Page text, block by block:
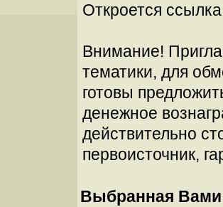
Откроется
Внимание!
тематики, для
готовы
денежное
действительно
первоисточник,
Выбранная Вами